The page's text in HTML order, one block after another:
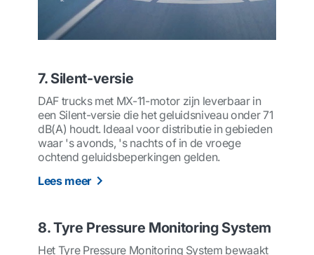
7. Silent-versie
DAF trucks met MX-11-motor zijn leverbaar in
een Silent-versie die het geluidsniveau onder 71
dB(A) houdt. Ideaal voor distributie in gebieden
waar 's avonds, 's nachts of in de vroege
ochtend geluidsbeperkingen gelden.
Lees meer
8. Tyre Pressure Monitoring System
Het Tyre Pressure Monitoring System bewaakt